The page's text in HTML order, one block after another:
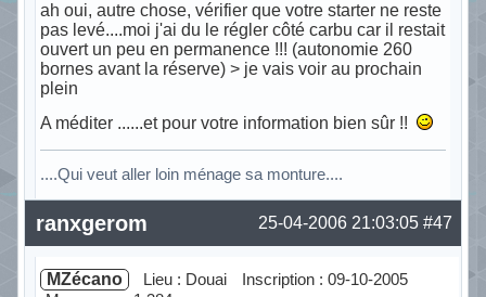
ah oui, autre chose, vérifier que votre starter ne reste
pas levé....moi j'ai du le régler côté carbu car il restait
ouvert un peu en permanence !!! (autonomie 260
bornes avant la réserve) > je vais voir au prochain
plein
A méditer ......et pour votre information bien sûr !!
....Qui veut aller loin ménage sa monture....
Hors ligne #47
25-04-2006 21:03:05
ranxgerom
MZécano Lieu : Douai
Inscription : 09-10-2005